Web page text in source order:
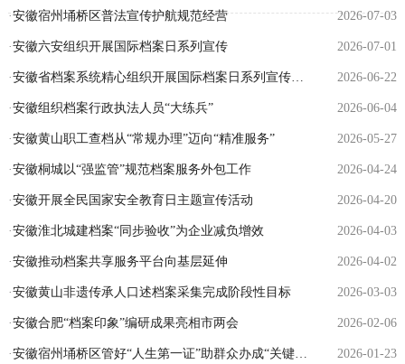
2026-07-03
·安徽宿州埇桥区普法宣传护航规范经营
2026-07-01
·安徽六安组织开展国际档案日系列宣传
2026-06-22
· 安徽省档案系统精心组织开展国际档案日系列宣传活动
2026-06-04
·安徽组织档案行政执法人员“大练兵”
2026-05-27
·安徽黄山职工查档从“常规办理”迈向“精准服务”
2026-04-24
·安徽桐城以“强监管”规范档案服务外包工作
2026-04-20
·安徽开展全民国家安全教育日主题宣传活动
2026-04-03
·安徽淮北城建档案“同步验收”为企业减负增效
2026-04-02
·安徽推动档案共享服务平台向基层延伸
2026-03-03
·安徽黄山非遗传承人口述档案采集完成阶段性目标
2026-02-06
·安徽合肥“档案印象”编研成果亮相市两会
2026-01-23
· 安徽宿州埇桥区管好“人生第一证”助群众办成“关键事”